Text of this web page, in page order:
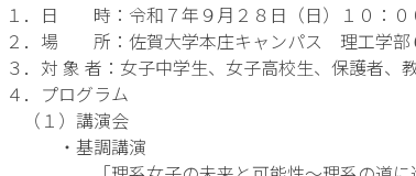
１．日 時：令和７年９月２８日（日）１０：０
２．場 所：佐賀大学本庄キャンパス 理工学部
３．対 象 者：女子中学生、女子高校生、保護者、
４．プログラム
（１）講演会
・基調講演